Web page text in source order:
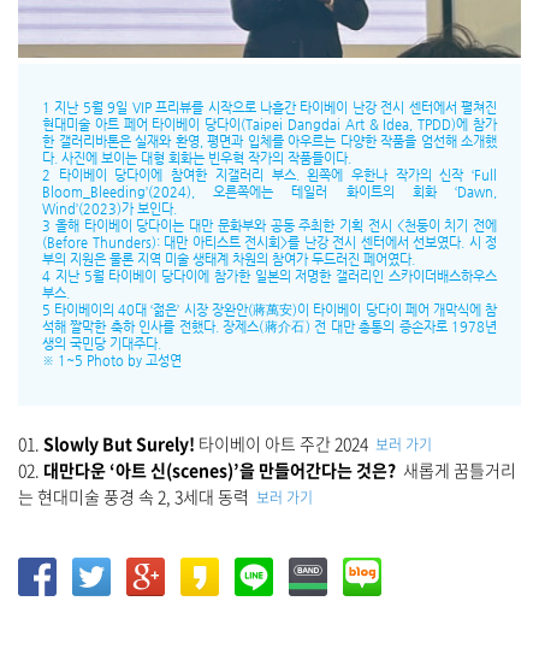
1 지난 5월 9일 VIP 프리뷰를 시작으로 나흘간 타이베이 난강 전시 센터에서 펼쳐진
현대미술 아트 페어 타이베이 당다이(Taipei Dangdai Art & Idea, TPDD)에 참가
한 갤러리바톤은 실재와 환영, 평면과 입체를 아우르는 다양한 작품을 엄선해 소개했
다. 사진에 보이는 대형 회화는 빈우혁 작가의 작품들이다.
2 타이베이 당다이에 참여한 지갤러리 부스. 왼쪽에 우한나 작가의 신작 ‘Full
Bloom_Bleeding’(2024), 오른쪽에는 테일러 화이트의 회화 ‘Dawn,
Wind’(2023)가 보인다.
3 올해 타이베이 당다이는 대만 문화부와 공동 주최한 기획 전시 <천둥이 치기 전에
(Before Thunders): 대만 아티스트 전시회>를 난강 전시 센터에서 선보였다. 시 정
부의 지원은 물론 지역 미술 생태계 차원의 참여가 두드러진 페어였다.
4 지난 5월 타이베이 당다이에 참가한 일본의 저명한 갤러리인 스카이더배스하우스
부스.
5 타이베이의 40대 ‘젊은’ 시장 장완안(蔣萬安)이 타이베이 당다이 페어 개막식에 참
석해 짤막한 축하 인사를 전했다. 장제스(蔣介石) 전 대만 총통의 증손자로 1978년
생의 국민당 기대주다.
※ 1~5 Photo by 고성연
01. Slowly But Surely! 타이베이 아트 주간 2024 보러 가기
02. 대만다운 ‘아트 신(scenes)’을 만들어간다는 것은? 새롭게 꿈틀거리
는 현대미술 풍경 속 2, 3세대 동력 보러 가기